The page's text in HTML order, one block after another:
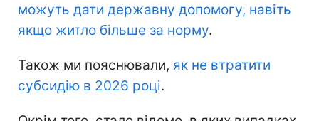
можуть дати державну допомогу, навіть
якщо житло більше за норму.
Також ми пояснювали, як не втратити
субсидію в 2026 році.